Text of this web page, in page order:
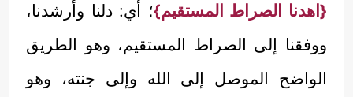
{اهدنا الصراط المستقيم}؛ أي: دلنا وأرشدنا،
ووفقنا إلى الصراط المستقيم، وهو الطريق
الواضح الموصل إلى الله وإلى جنته، وهو